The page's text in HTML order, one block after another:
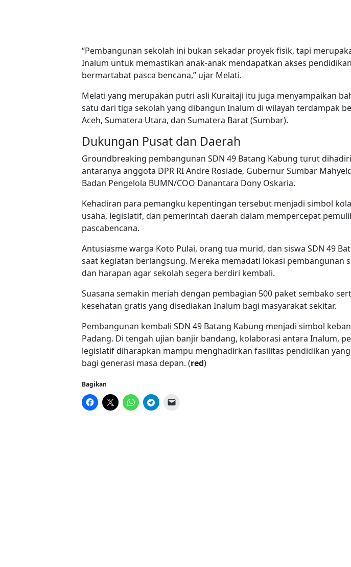
“Pembangunan sekolah ini bukan sekadar proyek fisik, tapi
Inalum untuk memastikan anak-anak mendapatkan akses
bermartabat pasca bencana,” ujar Melati.
Melati yang merupakan putri asli Kuraitaji itu juga menyampaikan
satu dari tiga sekolah yang dibangun Inalum di wilayah terdampak
Aceh, Sumatera Utara, dan Sumatera Barat (Sumbar).
Dukungan Pusat dan Daerah
Groundbreaking pembangunan SDN 49 Batang Kabung turut
antaranya anggota DPR RI Andre Rosiade, Gubernur Sumbar
Badan Pengelola BUMN/COO Danantara Dony Oskaria.
Kehadiran para pemangku kepentingan tersebut menjadi simbol
usaha, legislatif, dan pemerintah daerah dalam mempercepat
pascabencana.
Antusiasme warga Koto Pulai, orang tua murid, dan siswa SDN 49
saat kegiatan berlangsung. Mereka memadati lokasi pembangunan
dan harapan agar sekolah segera berdiri kembali.
Suasana semakin meriah dengan pembagian 500 paket sembako
kesehatan gratis yang disediakan Inalum bagi masyarakat sekitar.
Pembangunan kembali SDN 49 Batang Kabung menjadi simbol
Padang. Di tengah ujian banjir bandang, kolaborasi antara Inalum,
legislatif diharapkan mampu menghadirkan fasilitas pendidikan
bagi generasi masa depan. (red)
Bagikan